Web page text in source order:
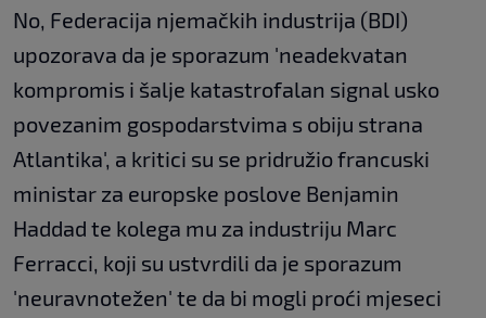
No, Federacija njemačkih industrija (BDI)
upozorava da je sporazum 'neadekvatan
kompromis i šalje katastrofalan signal usko
povezanim gospodarstvima s obiju strana
Atlantika', a kritici su se pridružio francuski
ministar za europske poslove Benjamin
Haddad te kolega mu za industriju Marc
Ferracci, koji su ustvrdili da je sporazum
'neuravnotežen' te da bi mogli proći mjeseci